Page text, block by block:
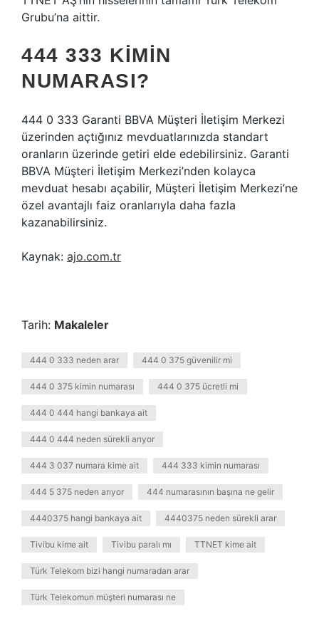
Grubu’na aittir.
444 333 KIMIN
NUMARASI?
444 0 333 Garanti BBVA Müşteri İletişim Merkezi
üzerinden açtığınız mevduatlarınızda standart
oranların üzerinde getiri elde edebilirsiniz. Garanti
BBVA Müşteri İletişim Merkezi’nden kolayca
mevduat hesabı açabilir, Müşteri İletişim Merkezi’ne
özel avantajlı faiz oranlarıyla daha fazla
kazanabilirsiniz.
Kaynak: ajo.com.tr
Tarih: Makaleler
444 0 333 neden arar 444 0 375 güvenilir mi
444 0 375 kimin numarası 444 0 375 ücretli mi
444 0 444 hangi bankaya ait
444 0 444 neden sürekli arıyor
444 3 037 numara kime ait 444 333 kimin numarası
444 5 375 neden arıyor 444 numarasının başına ne gelir
4440375 hangi bankaya ait 4440375 neden sürekli arar
Tivibu kime ait Tivibu paralı mı TTNET kime ait
Türk Telekom bizi hangi numaradan arar
Türk Telekomun müşteri numarası ne